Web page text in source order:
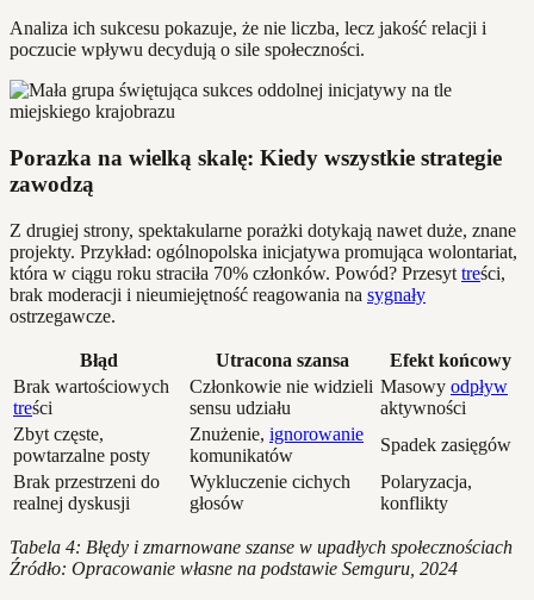
Analiza ich sukcesu pokazuje, że nie liczba, lecz jakość relacji i
poczucie wpływu decydują o sile społeczności.
Porazka na wielką skalę: Kiedy wszystkie strategie
zawodzą
Z drugiej strony, spektakularne porażki dotykają nawet duże, znane
projekty. Przykład: ogólnopolska inicjatywa promująca wolontariat,
która w ciągu roku straciła 70% członków. Powód? Przesyt treści,
brak moderacji i nieumiejętność reagowania na sygnały
ostrzegawcze.
Błąd Utracona szansa
Efekt końcowy
Brak wartościowych
treści
Członkowie nie widzieli
sensu udziału
Masowy odpływ
aktywności
Zbyt częste,
powtarzalne posty
Znużenie, ignorowanie
komunikatów
Spadek zasięgów
Brak przestrzeni do
realnej dyskusji
Wykluczenie cichych
głosów
Polaryzacja,
konflikty
Tabela 4: Błędy i zmarnowane szanse w upadłych społecznościach
Źródło: Opracowanie własne na podstawie Semguru, 2024